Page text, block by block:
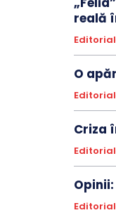
reală
O
Criza